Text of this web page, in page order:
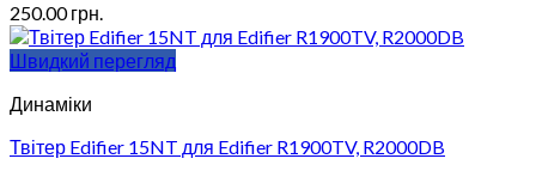
250.00грн.
Швидкий перегляд
Динаміки
Твітер Edifier 15NT для Edifier R1900TV, R2000DB